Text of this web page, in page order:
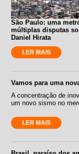
São Paulo: uma
múltiplas disputas
Daniel Hirata
LER MAIS
Vamos para uma
A concentração de
um novo sismo no
LER MAIS